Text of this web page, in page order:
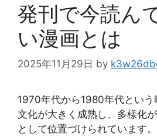
発刊で今読ん
い漫画とは
2025年11月29日 by
1970年代から1980年代とい
文化が大きく成熟し、多様化が
として位置づけられています